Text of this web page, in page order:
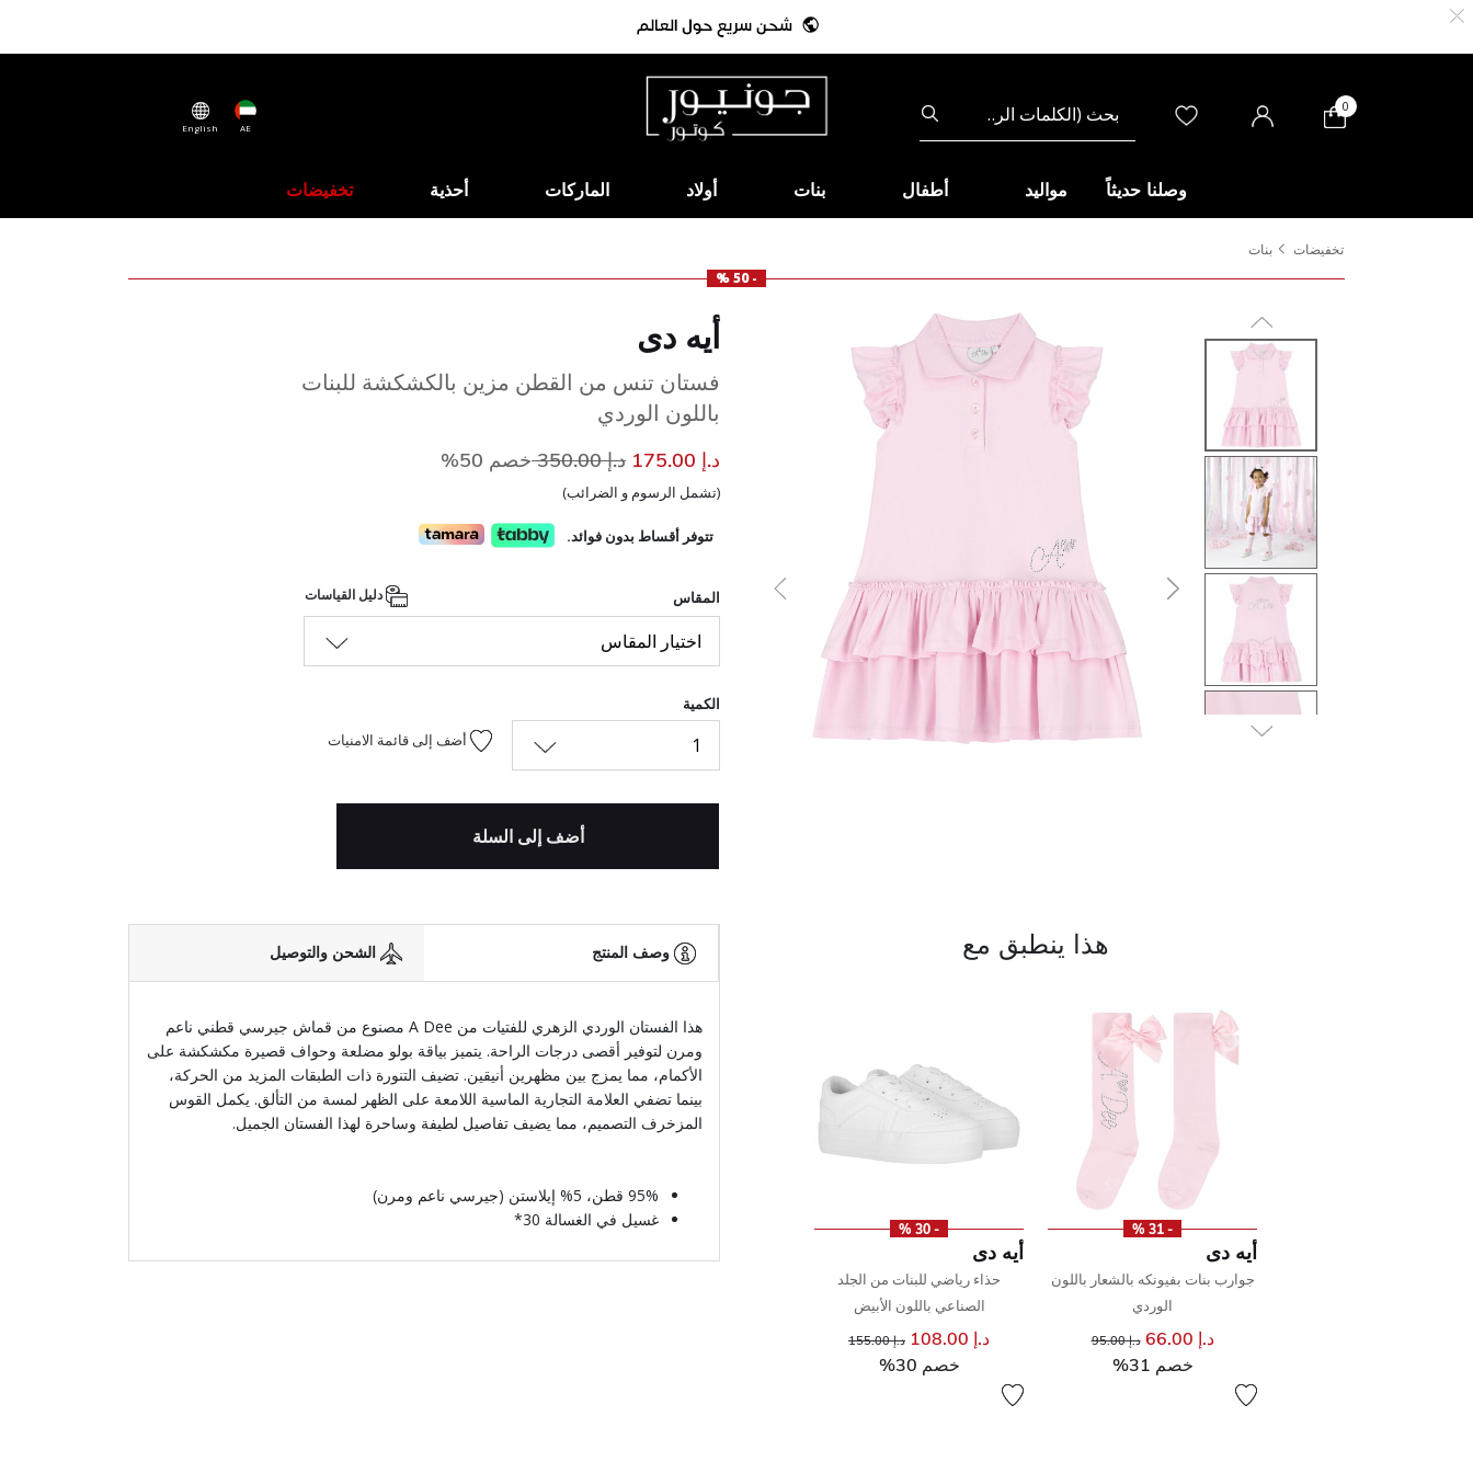
AE
English
0
وصلنا حديثاً مواليد أطفال بنات أولاد الماركات أحذية تخفيضات
تخفيضات
بنات
- 50 %
السابق
هذا ينطبق مع
- 31 %
أيه دى
جوارب بنات بفيونكه بالشعار باللون
الوردي
د.إ 66.00 سعر مخفض مند.إ 95.00 إلى
خصم 31%
- 30 %
أيه دى
حذاء رياضي للبنات من الجلد
الصناعي باللون الأبيض
د.إ 108.00 سعر مخفض مند.إ 155.00
خصم 30%
أيه دى
فستان تنس من القطن مزين بالكشكشة للبنات
باللون الوردي
د.إ 175.00 سعر مخفض مند.إ 350.00 إلى
خصم 50%
(تشمل الرسوم و الضرائب)
تتوفر أقساط بدون فوائد.
المقاس
اختيار المقاس
الكمية
1 أضف إلى قائمة الامنيات
أضف إلى السلة
وصف المنتج الشحن والتوصيل
هذا الفستان الوردي الزهري للفتيات من A Dee مصنوع من قماش جيرسي قطني ناعم
ومرن لتوفير أقصى درجات الراحة. يتميز بياقة بولو مضلعة وحواف قصيرة مكشكشة على
الأكمام، مما يمزج بين مظهرين أنيقين. تضيف التنورة ذات الطبقات المزيد من الحركة،
بينما تضفي العلامة التجارية الماسية اللامعة على الظهر لمسة من التألق. يكمل القوس
المزخرف التصميم، مما يضيف تفاصيل لطيفة وساحرة لهذا الفستان الجميل.
95% قطن، 5% إيلاستن (جيرسي ناعم ومرن)
غسيل في الغسالة 30*